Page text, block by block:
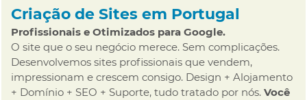
Criação de Sites em Portugal
Profissionais e Otimizados para Google.
O site que o seu negócio merece. Sem complicações.
Desenvolvemos sites profissionais que vendem,
impressionam e crescem consigo. Design + Alojamento
+ Domínio + SEO + Suporte, tudo tratado por nós. Você